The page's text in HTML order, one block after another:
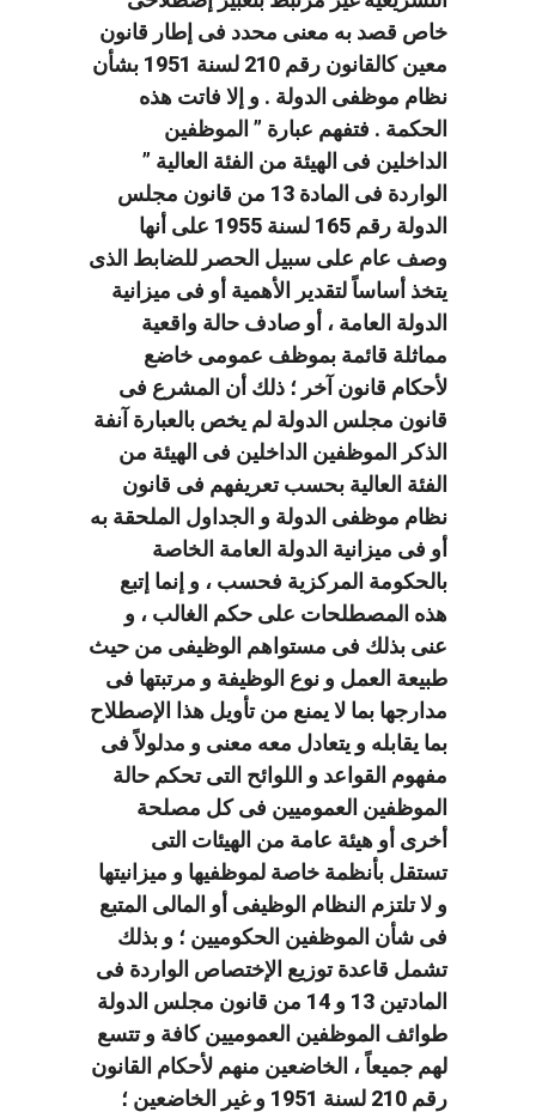
خاص قصد به معنى محدد فى إطار قانون
معين كالقانون رقم 210 لسنة 1951 بشأن
نظام موظفى الدولة . و إلا فاتت هذه
الحكمة . فتفهم عبارة ” الموظفين
الداخلين فى الهيئة من الفئة العالية ”
الواردة فى المادة 13 من قانون مجلس
الدولة رقم 165 لسنة 1955 على أنها
وصف عام على سبيل الحصر للضابط الذى
يتخذ أساساً لتقدير الأهمية أو فى ميزانية
الدولة العامة ، أو صادف حالة واقعية
مماثلة قائمة بموظف عمومى خاضع
لأحكام قانون آخر ؛ ذلك أن المشرع فى
قانون مجلس الدولة لم يخص بالعبارة آنفة
الذكر الموظفين الداخلين فى الهيئة من
الفئة العالية بحسب تعريفهم فى قانون
نظام موظفى الدولة و الجداول الملحقة به
أو فى ميزانية الدولة العامة الخاصة
بالحكومة المركزية فحسب ، و إنما إتبع
هذه المصطلحات على حكم الغالب ، و
عنى بذلك فى مستواهم الوظيفى من حيث
طبيعة العمل و نوع الوظيفة و مرتبتها فى
مدارجها بما لا يمنع من تأويل هذا الإصطلاح
بما يقابله و يتعادل معه معنى و مدلولاً فى
مفهوم القواعد و اللوائح التى تحكم حالة
الموظفين العموميين فى كل مصلحة
أخرى أو هيئة عامة من الهيئات التى
تستقل بأنظمة خاصة لموظفيها و ميزانيتها
و لا تلتزم النظام الوظيفى أو المالى المتبع
فى شأن الموظفين الحكوميين ؛ و بذلك
تشمل قاعدة توزيع الإختصاص الواردة فى
المادتين 13 و 14 من قانون مجلس الدولة
طوائف الموظفين العموميين كافة و تتسع
لهم جميعاً ، الخاضعين منهم لأحكام القانون
رقم 210 لسنة 1951 و غير الخاضعين ؛